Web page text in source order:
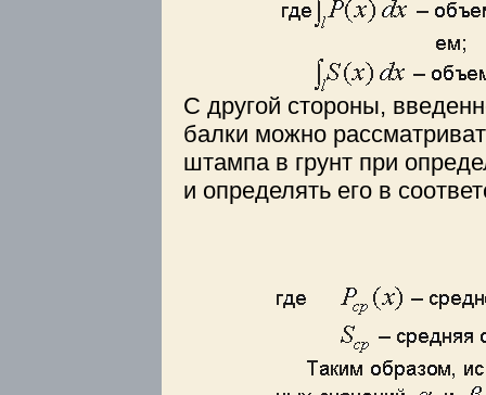
С другой стороны,
балки можно
штампа в грунт при
и определять его в